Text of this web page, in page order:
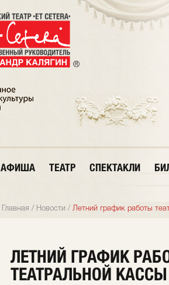
АФИША ТЕАТР СПЕКТАКЛИ
Главная / Новости / Летний график работы
ЛЕТНИЙ ГРАФИК
ТЕАТРАЛЬНОЙ КАССЫ